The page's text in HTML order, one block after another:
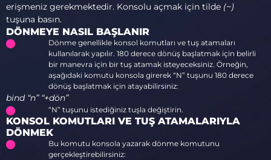
erişmeniz gerekmektedir. Konsolu açmak için tilde (~)
tuşuna basın.
DÖNMEYE NASIL BAŞLANIR
Dönme genellikle konsol komutları ve tuş atamaları
kullanılarak yapılır. 180 derece dönüş başlatmak için belirli
bir manevra için bir tuş atamak isteyeceksiniz. Örneğin,
aşağıdaki komutu konsola girerek “N” tuşunu 180 derece
dönüş başlatmak için atayabilirsiniz:
bind “n” “+dön”
“N” tuşunu istediğiniz tuşla değiştirin.
KONSOL KOMUTLARI VE TUŞ ATAMALARIYLA
DÖNMEK
Bu komutu konsola yazarak dönme komutunu
gerçekleştirebilirsiniz: